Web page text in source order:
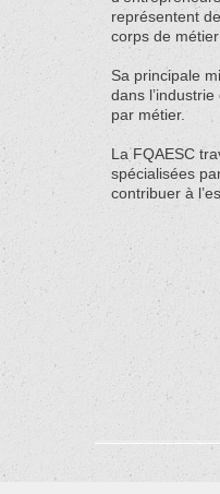
représentent
corps de
Sa principale
dans
par métier.
La FQAESC
spécialisées
contribuer à